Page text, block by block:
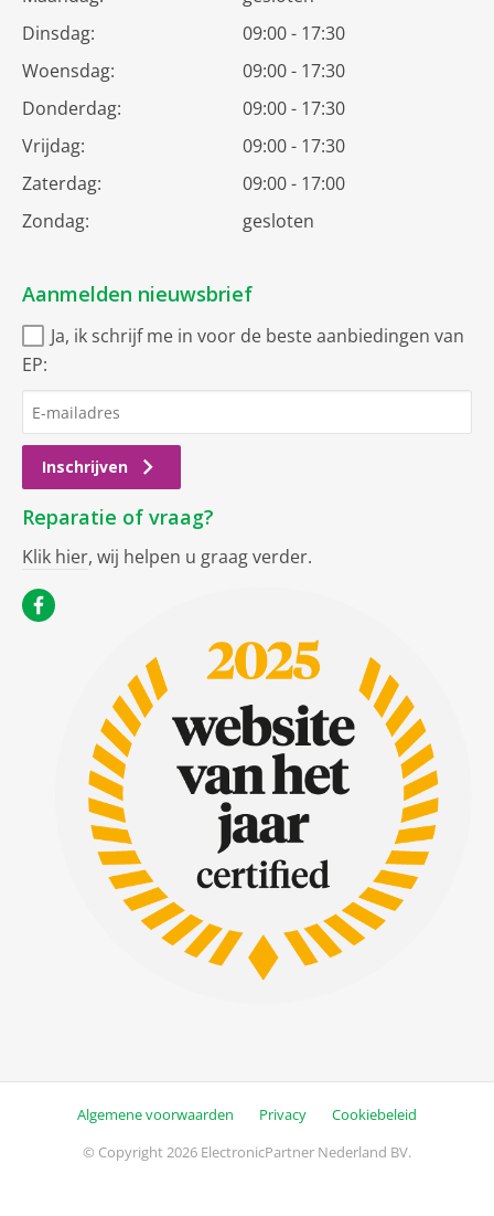
Dinsdag:
09:00 - 17:30
Woensdag:
09:00 - 17:30
Donderdag:
09:00 - 17:30
Vrijdag:
09:00 - 17:30
Zaterdag:
09:00 - 17:00
Zondag:
gesloten
Aanmelden nieuwsbrief
Ja, ik schrijf me in voor de beste aanbiedingen van
EP:
Inschrijven
Reparatie of vraag?
Klik hier, wij helpen u graag verder.
Algemene voorwaarden Privacy
Cookiebeleid
© Copyright 2026 ElectronicPartner Nederland BV.